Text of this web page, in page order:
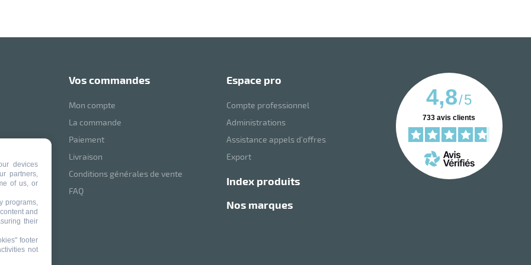
vos commandes
Mon compte
La commande
Paiement
Livraison
Conditions générales de vente
FAQ
espace pro
Compte professionnel
Administrations
Assistance appels d’offres
Export
index produits
nos marques
4,8/5
733 avis clients
devices
partners,
of us, or
programs,
and
their
footer
not